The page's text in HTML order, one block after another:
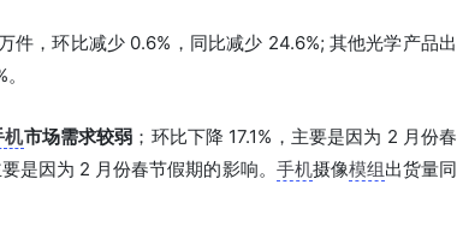
件，环比减少 0.6%，同比减少 24.6%; 其他光学产品出
机市场需求较弱 ；环比下降 17.1%，主要是因为 2 月份春
是因为 2 月份春节假期的影响。 手机摄像模组出货量同